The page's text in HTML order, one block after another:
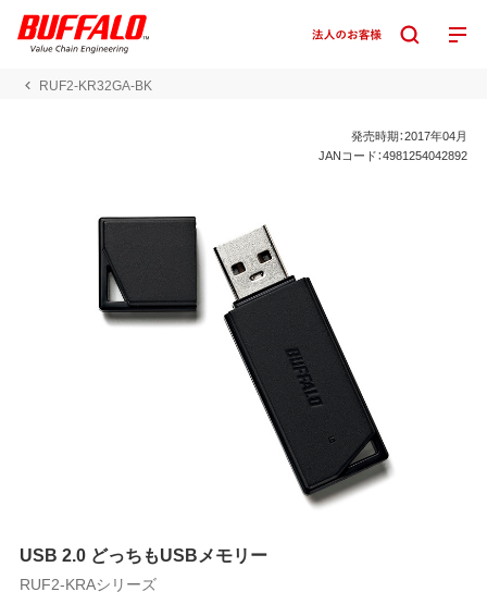
RUF2-KR32GA-BK
発売時期：2017年04月
JANコード：4981254042892
USB 2.0 どっちもUSBメモリー
RUF2-KRAシリーズ